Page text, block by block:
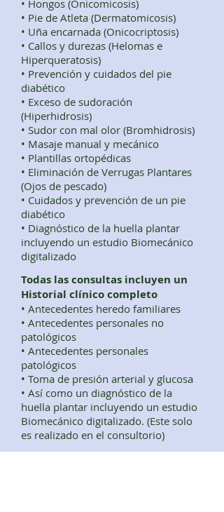
• Hongos (Onicomicosis)
• Pie de Atleta (Dermatomicosis)
• Uña encarnada (Onicocriptosis)
• Callos y durezas (Helomas e
Hiperqueratosis)
• Prevención y cuidados del pie
diabético
• Exceso de sudoración
(Hiperhidrosis)
• Sudor con mal olor (Bromhidrosis)
• Masaje manual y mecánico
• Plantillas ortopédicas
• Eliminación de Verrugas Plantares
(Ojos de pescado)
• Cuidados y prevención de un pie
diabético
• Diagnóstico de la huella plantar
incluyendo un estudio Biomecánico
digitalizado
Todas las consultas incluyen un
Historial clínico completo
• Antecedentes heredo familiares
• Antecedentes personales no
patológicos
• Antecedentes personales
patológicos
• Toma de presión arterial y glucosa
• Así como un diagnóstico de la
huella plantar incluyendo un estudio
Biomecánico digitalizado. (Este solo
es realizado en el consultorio)